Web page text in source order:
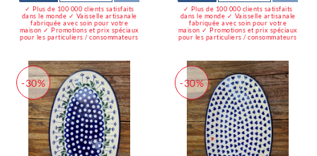
✓ Plus de 100 000 clients satisfaits
dans le monde ✓ Vaisselle artisanale
fabriquée avec soin pour votre
maison ✓ Promotions et prix spéciaux
pour les particuliers / consommateurs
✓ Plus de 100 000 clients satisfaits
dans le monde ✓ Vaisselle artisanale
fabriquée avec soin pour votre
maison ✓ Promotions et prix spéciaux
pour les particuliers / consommateurs
-30% -30%